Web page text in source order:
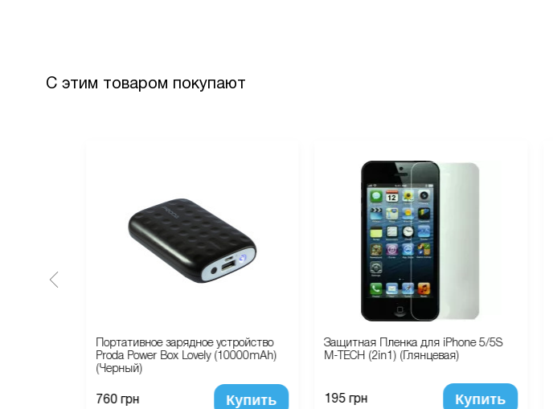
С этим товаром покупают
Портативное зарядное устройство
Proda Power Box Lovely (10000mAh)
(Черный)
760 грн Купить
Защитная Пленка для iPhone 5/5S
M-TECH (2in1) (Глянцевая)
195 грн Купить